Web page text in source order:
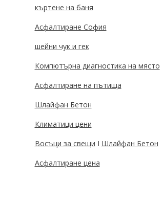
къртене на баня
Асфалтиране София
шейни чук и гек
Компютърна диагностика на място
Асфалтиране на пътища
Шлайфан Бетон
Климатици цени
Восъци за свещи I Шлайфан Бетон
Асфалтиране цена